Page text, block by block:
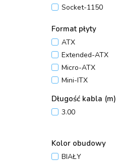
Socket-1150
Socket-1155
Socket-1156
Format płyty
ATX
Extended-ATX
Micro-ATX
Mini-ITX
Długość kabla (m)
3.00
Kolor obudowy
BIAŁY